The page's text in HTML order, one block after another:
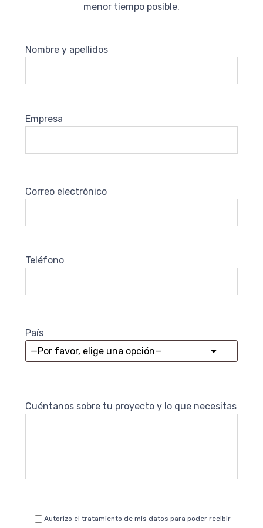
menor tiempo posible.
Nombre y apellidos
Empresa
Correo electrónico
Teléfono
País
Cuéntanos sobre tu proyecto y lo que necesitas
Autorizo el tratamiento de mis datos para poder recibir